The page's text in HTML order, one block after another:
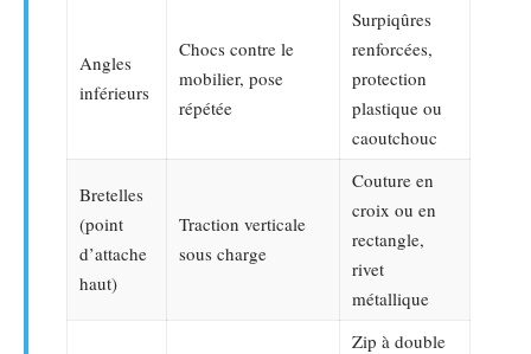
Angles
inférieurs
Chocs contre le
mobilier, pose
répétée
Surpiqûres
renforcées,
protection
plastique ou
caoutchouc
Bretelles
(point
d’attache
haut)
Traction verticale
sous charge
Couture en
croix ou en
rectangle,
rivet
métallique
Zip à double